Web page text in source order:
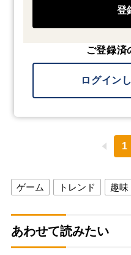
登
ご登録済
ログイン
1
ゲーム トレンド 趣味
あわせて読みたい